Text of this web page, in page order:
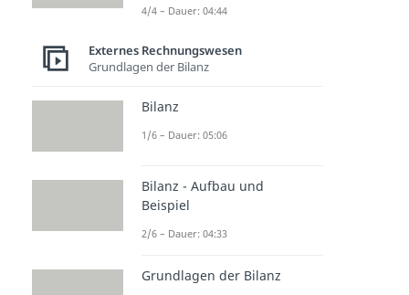
4/4 – Dauer: 04:44
Externes Rechnungswesen
Grundlagen der Bilanz
Bilanz
1/6 – Dauer: 05:06
Bilanz - Aufbau und
Beispiel
2/6 – Dauer: 04:33
Grundlagen der Bilanz